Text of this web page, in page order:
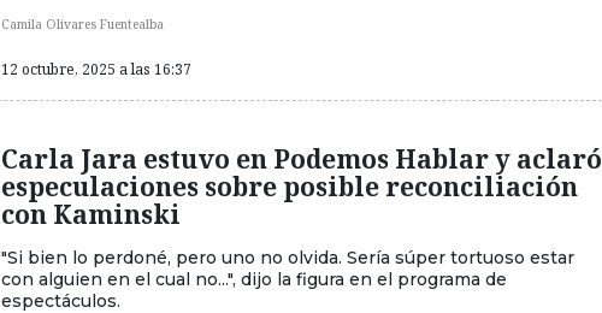
Camila Olivares Fuentealba
12 octubre, 2025 a las 16:37
Carla Jara estuvo en Podemos Hablar y aclaró
especulaciones sobre posible reconciliación
con Kaminski
"Si bien lo perdoné, pero uno no olvida. Sería súper tortuoso estar
con alguien en el cual no...", dijo la figura en el programa de
espectáculos.